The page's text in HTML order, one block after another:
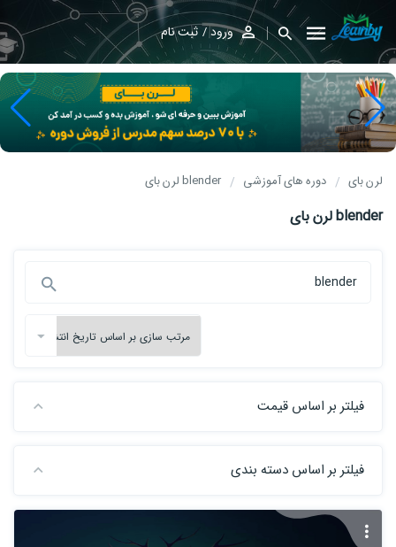
ورود ثبت نام
لرن بای دوره های آموزشی blender لرن بای
blender لرن بای
فیلتر بر اساس قیمت
فیلتر بر اساس دسته بندی